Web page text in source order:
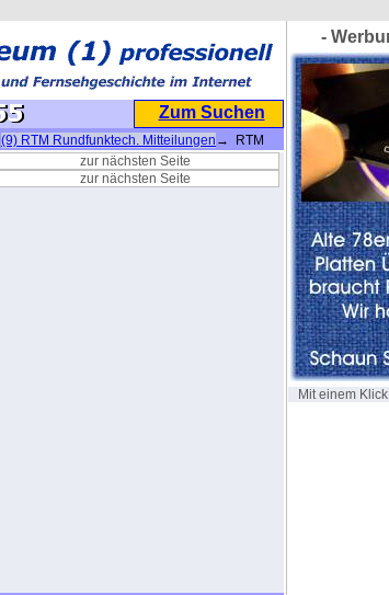
Zum Suchen
(9) RTM Rundfunktech. Mitteilungen → RTM
zur nächsten Seite
zur nächsten Seite
-
Mit einem Klick